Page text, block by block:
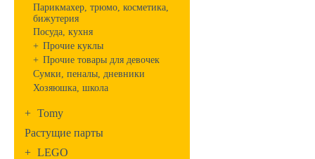
Парикмахер, трюмо, косметика,
бижутерия
Посуда, кухня
+ Прочие куклы
+ Прочие товары для девочек
Сумки, пеналы, дневники
Хозяюшка, школа
+ Tomy
Растущие парты
+ LEGO